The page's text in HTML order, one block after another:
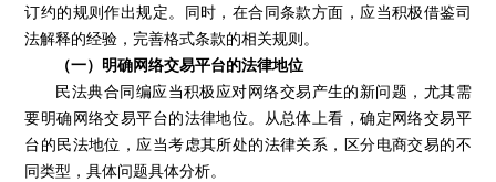
订约的规则作出规定。同时，在合同条款方面，应当积极借鉴司
法解释的经验，完善格式条款的相关规则。
（一）明确网络交易平台的法律地位
民法典合同编应当积极应对网络交易产生的新问题，尤其需
要明确网络交易平台的法律地位。从总体上看，确定网络交易平
台的民法地位，应当考虑其所处的法律关系，区分电商交易的不
同类型，具体问题具体分析。